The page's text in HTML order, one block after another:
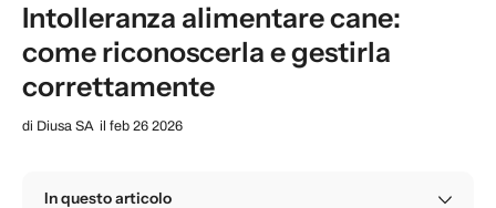
Intolleranza alimentare cane:
come riconoscerla e gestirla
correttamente
di Diusa SA il feb 26 2026
In questo articolo